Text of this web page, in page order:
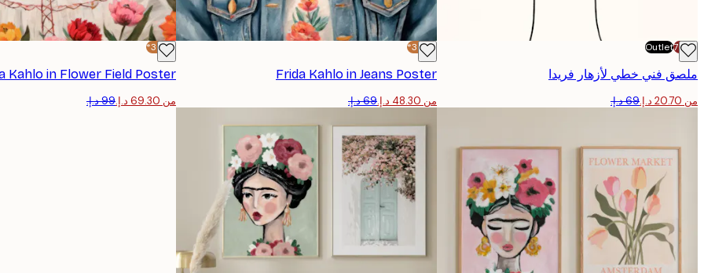
-70%
Outlet
ملصق فني خطي لأزهار فريدا
من ‏20.70 د.إ.‏
-30%*
Frida Kahlo in Jeans Poster
من ‏48.30 د.إ.‏
-30%*
Kahlo in Flower Field Poster
من ‏69.30 د.إ.‏